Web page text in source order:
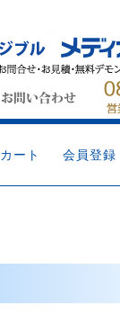
カート 会員登録